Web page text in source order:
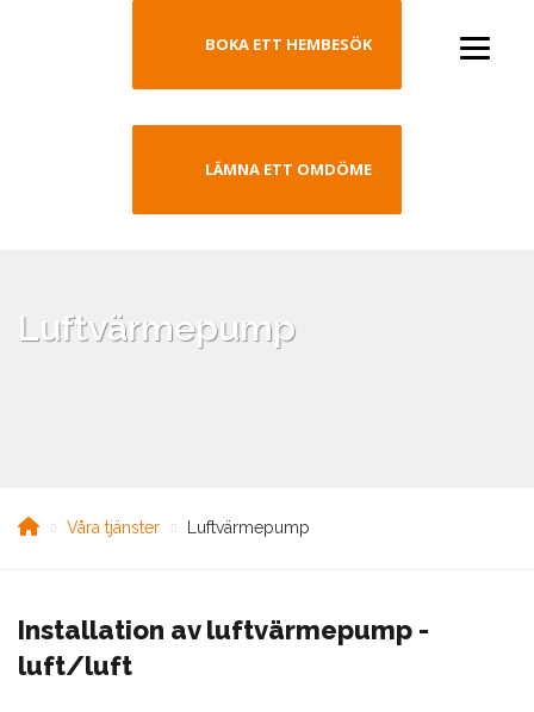
BOKA ETT HEMBESÖK
LÄMNA ETT OMDÖME
Luftvärmepump
Våra tjänster Luftvärmepump
Installation av luftvärmepump -
luft/luft